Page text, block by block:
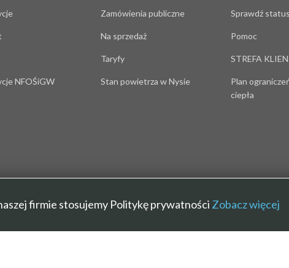
NFOŚiGW
Zamówienia publiczne
Na sprzedaż
Taryfy
Stan powietrza w Nysie
Sprawdź
Pomoc
STREFA
Plan
ciepła
firmie stosujemy Politykę prywatności Zobacz więcej